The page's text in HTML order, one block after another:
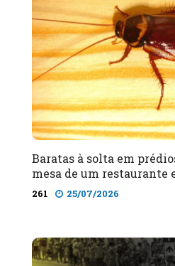
Baratas à solta em
mesa de um restaurante
261 25/07/2026